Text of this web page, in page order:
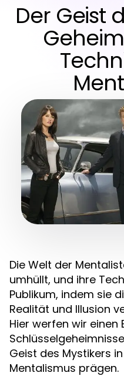
Der Geist
Die Welt der
umhüllt, und ihre
Publikum, indem sie
Realität und Illusion
Hier werfen wir einen
Geist des Mystikers
Mentalismus prägen.